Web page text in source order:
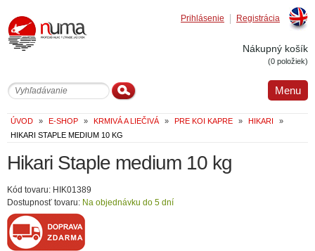
Registrácia
Prihlásenie
Nákupný košík
(0 položiek)
Menu
ÚVOD » E-SHOP » KRMIVÁ A LIEČIVÁ » PRE KOI KAPRE » HIKARI
»
HIKARI STAPLE MEDIUM 10 KG
Hikari Staple medium 10 kg
Kód tovaru: HIK01389
Dostupnosť tovaru: Na objednávku do 5 dní